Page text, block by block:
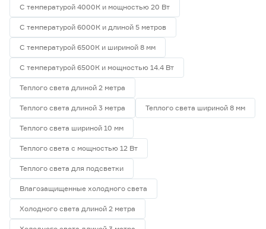
С температурой 4000К и мощностью 20 Вт
С температурой 6000К и длиной 5 метров
С температурой 6500К и шириной 8 мм
С температурой 6500К и мощностью 14.4 Вт
Теплого света длиной 2 метра
Теплого света длиной 3 метра Теплого света шириной 8 мм
Теплого света шириной 10 мм
Теплого света с мощностью 12 Вт
Теплого света для подсветки
Влагозащищенные холодного света
Холодного света длиной 2 метра